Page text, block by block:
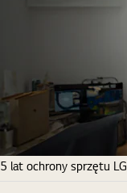
5 lat ochrony sprzętu LG